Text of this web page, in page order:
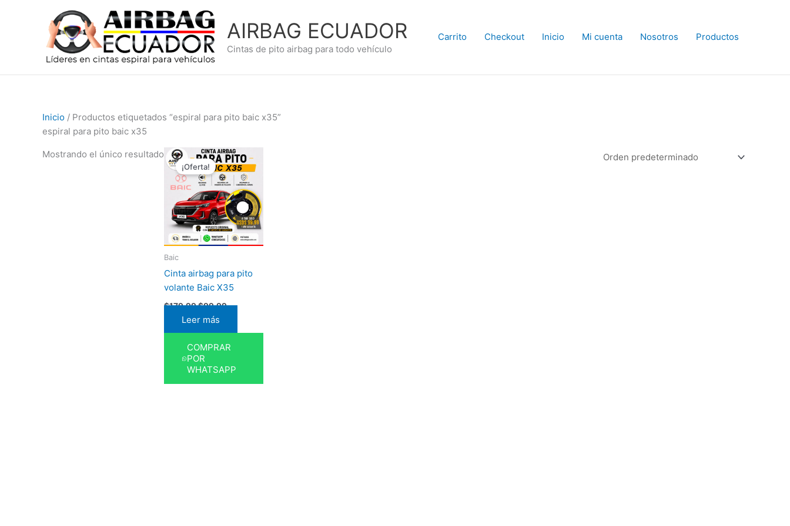
AIRBAG ECUADOR
Cintas de pito airbag para todo vehículo
Carrito Checkout Inicio Mi cuenta Nosotros Productos
Inicio / Productos etiquetados “espiral para pito baic x35”
espiral para pito baic x35
Mostrando el único resultado
¡Oferta!
Baic
Cinta airbag para pito
volante Baic X35
$179,99
El
precio
original
era:
$179,99.
$99,99
El
precio
actual
es:
$99,99.
Leer más
COMPRAR
POR
WHATSAPP